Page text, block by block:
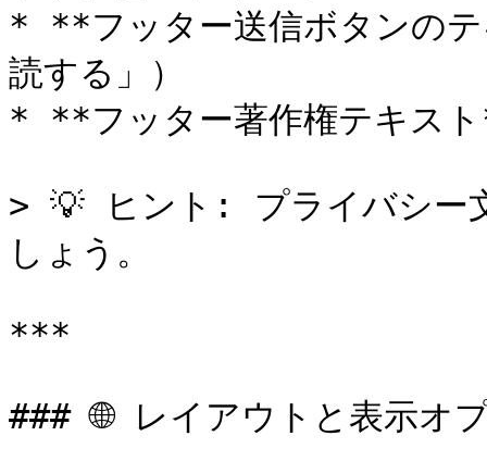
* **フッター送信ボタンの
読する」）
* **フッター著作権テキス
> 💡 ヒント: プライバシー
しょう。
***
### 🌐 レイアウトと表示オ